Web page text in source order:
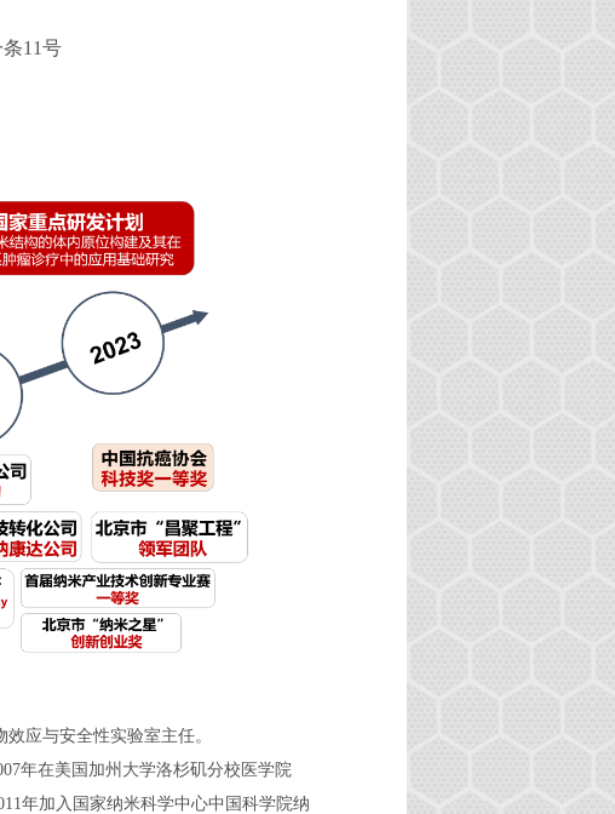
11号
应与安全性实验室主任。
年在美国加州大学洛杉矶分校医学院
年加入国家纳米科学中心中国科学院纳